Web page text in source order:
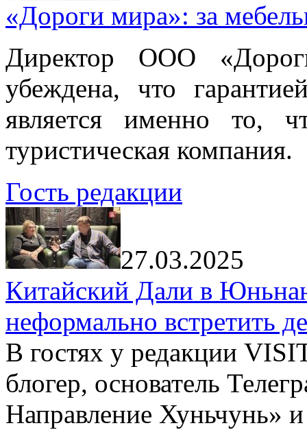
«Дороги мира»: за
Директор ООО
убеждена, что
является именно то,
туристическая компания.
Гость редакции
27.03.2025
Китайский Дали в
неформально встретить
В гостях у редакции
блогер, основатель
Направление Хуньчунь»